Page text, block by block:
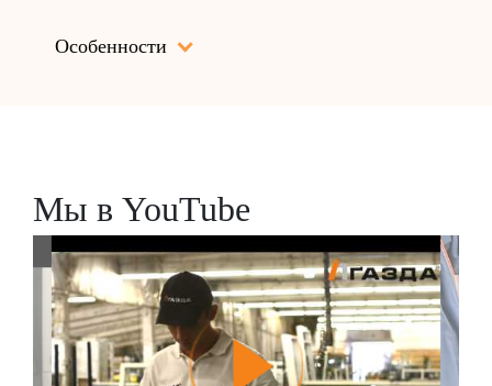
Особенности
Мы в YouTube